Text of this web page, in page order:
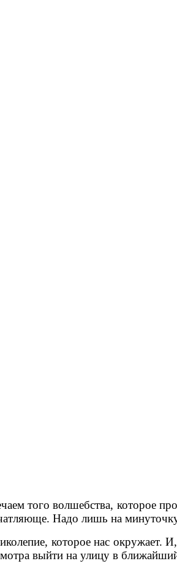
того волшебства, которое
Надо лишь на
которое нас
выйти на улицу в